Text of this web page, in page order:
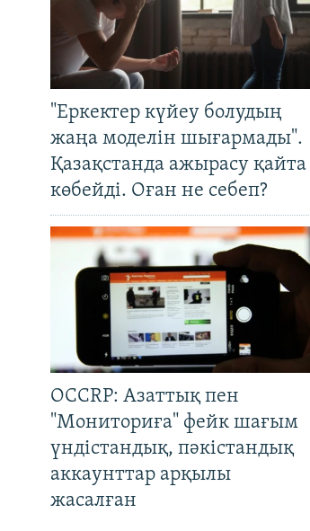
"Еркектер күйеу болудың
жаңа моделін шығармады".
Қазақстанда ажырасу қайта
көбейді. Оған не себеп?
OCCRP: Азаттық пен
"Мониториға" фейк шағым
үндістандық, пәкістандық
аккаунттар арқылы
жасалған